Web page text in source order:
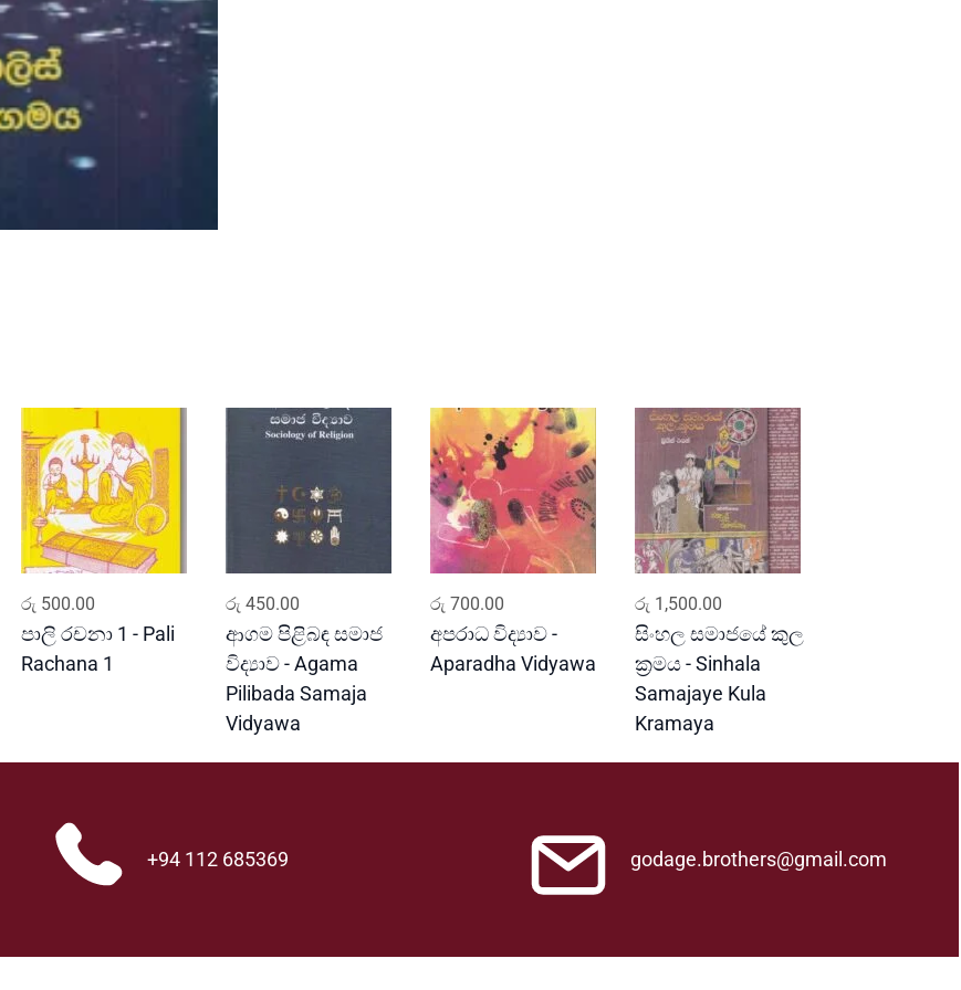
රු 500.00
පාලි රචනා 1 - Pali
Rachana 1
රු 450.00
ආගම පිළිබඳ සමාජ
විද්‍යාව - Agama
Pilibada Samaja
Vidyawa
රු 700.00
අපරාධ විද්‍යාව -
Aparadha Vidyawa
රු 1,500.00
සිංහල සමාජයේ කුල
ක්‍රමය - Sinhala
Samajaye Kula
Kramaya
+94 112 685369 godage.brothers@gmail.com